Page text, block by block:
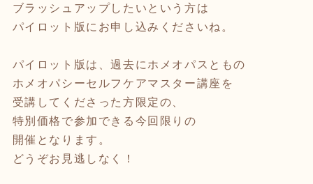
ブラッシュアップしたいという方は
パイロット版にお申し込みくださいね。
パイロット版は、過去にホメオパスともの
ホメオパシーセルフケアマスター講座を
受講してくださった方限定の、
特別価格で参加できる今回限りの
開催となります。
どうぞお見逃しなく！